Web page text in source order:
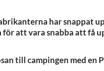
har snappat
att vara snabba att få
till campingen med en